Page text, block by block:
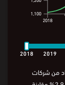
1,200
1,100
2018
من شركات